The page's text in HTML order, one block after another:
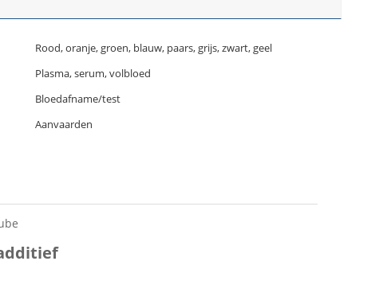
Rood, oranje, groen, blauw, paars, grijs, zwart, geel
Plasma, serum, volbloed
Bloedafname/test
Aanvaarden